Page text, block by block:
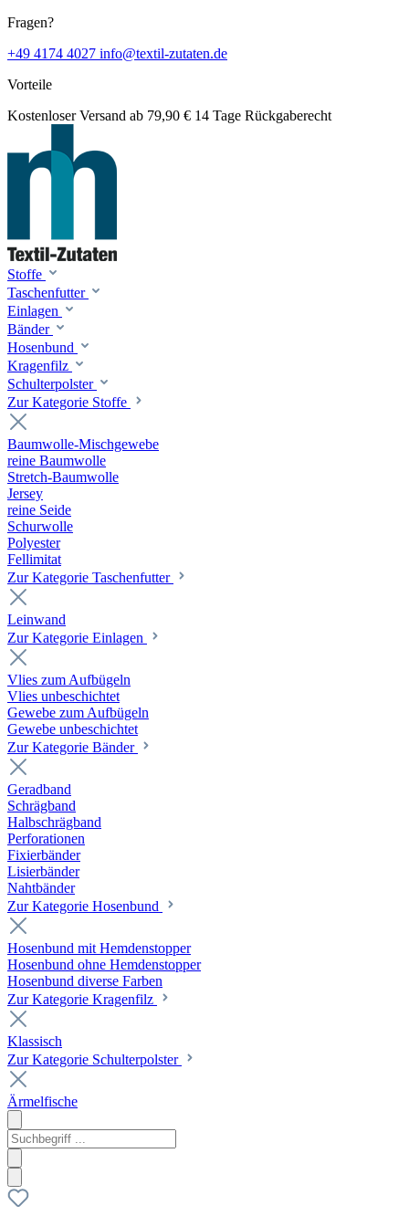
Fragen?
+49 4174 4027 info@textil-zutaten.de
Vorteile
Kostenloser Versand ab 79,90 € 14 Tage Rückgaberecht
Stoffe
Taschenfutter
Einlagen
Bänder
Hosenbund
Kragenfilz
Schulterpolster
Zur Kategorie Stoffe
Baumwolle-Mischgewebe
reine Baumwolle
Stretch-Baumwolle
Jersey
reine Seide
Schurwolle
Polyester
Fellimitat
Zur Kategorie Taschenfutter
Leinwand
Zur Kategorie Einlagen
Vlies zum Aufbügeln
Vlies unbeschichtet
Gewebe zum Aufbügeln
Gewebe unbeschichtet
Zur Kategorie Bänder
Geradband
Schrägband
Halbschrägband
Perforationen
Fixierbänder
Lisierbänder
Nahtbänder
Zur Kategorie Hosenbund
Hosenbund mit Hemdenstopper
Hosenbund ohne Hemdenstopper
Hosenbund diverse Farben
Zur Kategorie Kragenfilz
Klassisch
Zur Kategorie Schulterpolster
Ärmelfische